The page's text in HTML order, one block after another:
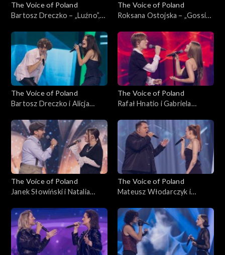
The Voice of Poland
Bartosz Dreczko – „Luźno”,
Nokaut, 1 listopada 2025
The Voice of Poland
Roksana Ostojska – „Gossip”,
Nokaut, 1 listopada 2025
The Voice of Poland
Bartosz Dreczko i Alicja
nie mówię nie”, „The Voice of
Poland”, Bitwy, 25
października 2025
The Voice of Poland
Rafał Hnatio i Gabriela
Golarza”, „The Voice of
Poland”, Bitwy, 25
października 2025
The Voice of Poland
Janek Słowiński i Natalia
Seen the Rain”, „The Voice of
Poland”, Bitwy, 25
października 2025
The Voice of Poland
Mateusz Włodarczyk i
„The Voice of Poland”, Bitwy,
25 października 2025